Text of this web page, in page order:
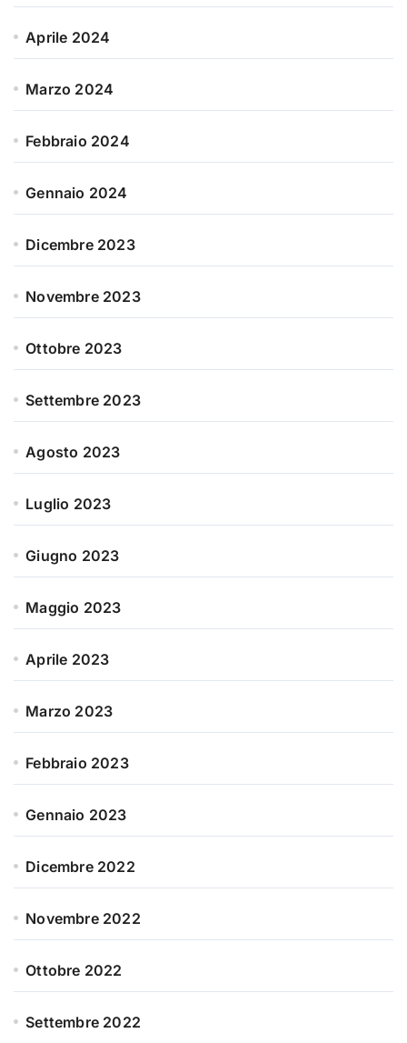
Aprile 2024
Marzo 2024
Febbraio 2024
Gennaio 2024
Dicembre 2023
Novembre 2023
Ottobre 2023
Settembre 2023
Agosto 2023
Luglio 2023
Giugno 2023
Maggio 2023
Aprile 2023
Marzo 2023
Febbraio 2023
Gennaio 2023
Dicembre 2022
Novembre 2022
Ottobre 2022
Settembre 2022